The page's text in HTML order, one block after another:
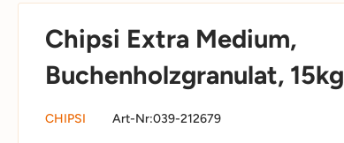
Chipsi Extra Medium,
Buchenholzgranulat, 15kg
CHIPSI Art-Nr:039-212679